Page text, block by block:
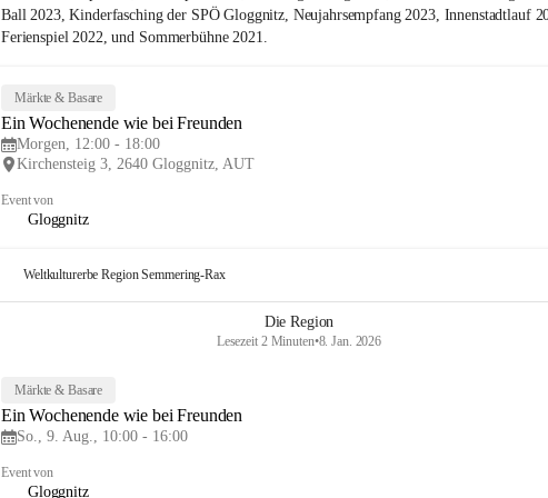
Ball 2023, Kinderfasching der SPÖ Gloggnitz, Neujahrsempfang 2023, Innenstadtlauf
Ferienspiel 2022, und Sommerbühne 2021.
Märkte & Basare
Ein Wochenende wie bei Freunden
Morgen, 12:00 - 18:00
Kirchensteig 3, 2640 Gloggnitz, AUT
Event von
Gloggnitz
Weltkulturerbe Region Semmering-Rax
Die Region
Lesezeit 2 Minuten•8. Jan. 2026
Märkte & Basare
Ein Wochenende wie bei Freunden
So., 9. Aug., 10:00 - 16:00
Event von
Gloggnitz